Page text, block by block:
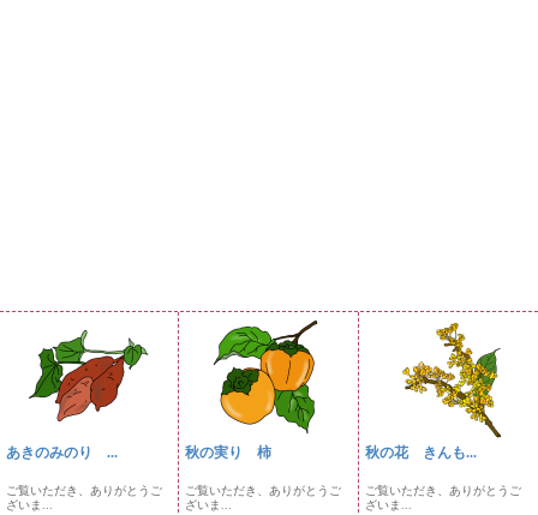
あきのみのり ...
ご覧いただき、ありがとうご
ざいま...
秋の実り 柿
ご覧いただき、ありがとうご
ざいま...
秋の花 きんも...
ご覧いただき、ありがとうご
ざいま...